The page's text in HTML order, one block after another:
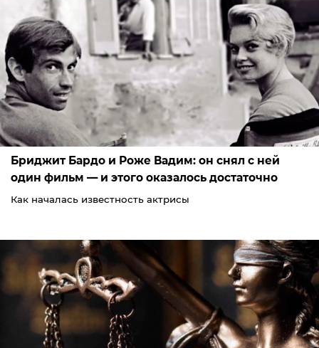
Бриджит Бардо и Роже Вадим: он снял с ней
один фильм — и этого оказалось достаточно
Как началась известность актрисы